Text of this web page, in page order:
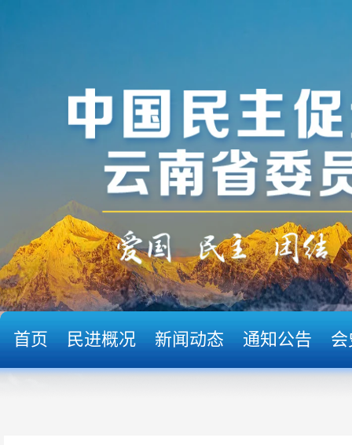
首页 民进概况 新闻动态 通知公告 会